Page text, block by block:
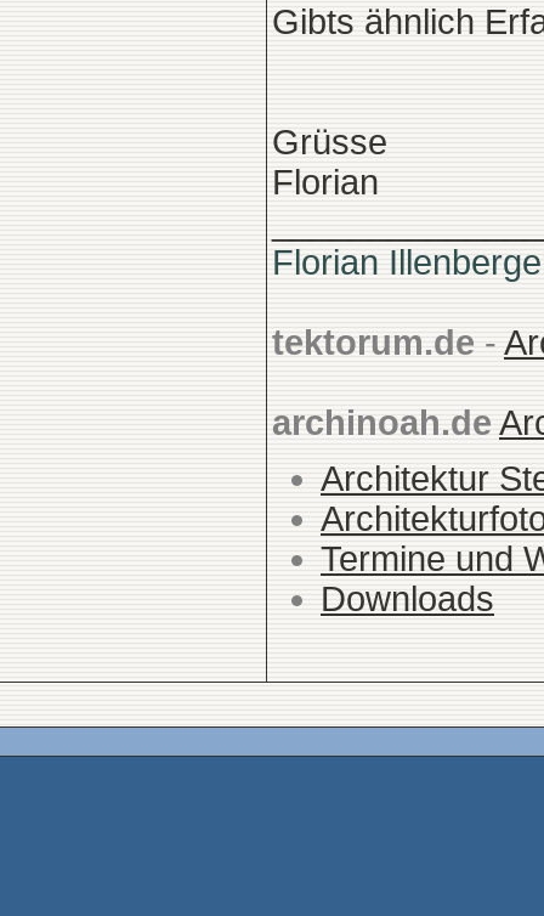
Gibts ähnlich
Grüsse
Florian
Florian
tektorum.de -
archinoah.de
Architektur
Termine und
Downloads